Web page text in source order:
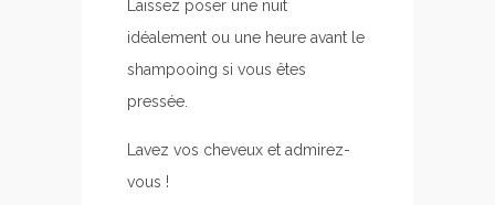
Laissez poser une nuit
idéalement ou une heure avant le
shampooing si vous êtes
pressée.
Lavez vos cheveux et admirez-
vous !